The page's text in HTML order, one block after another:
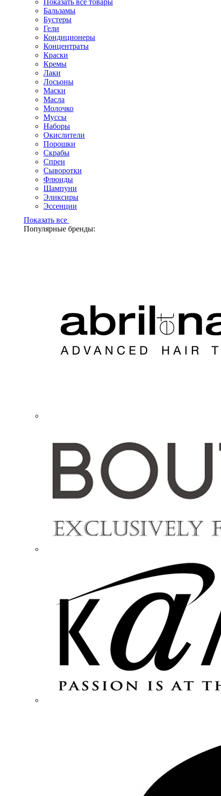
Показать все товары
Бальзамы
Бустеры
Гели
Кондиционеры
Концентраты
Краски
Кремы
Лаки
Лосьоны
Маски
Масла
Молочко
Муссы
Наборы
Окислители
Порошки
Скрабы
Спреи
Сыворотки
Флюиды
Шампуни
Эликсиры
Эссенции
Показать все
Популярные бренды: